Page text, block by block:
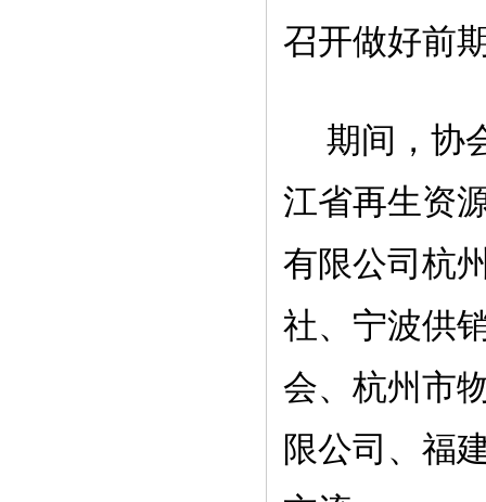
召开做好前
期间，协
江省再生资
有限公司杭
社、宁波供
会、杭州市
限公司、福